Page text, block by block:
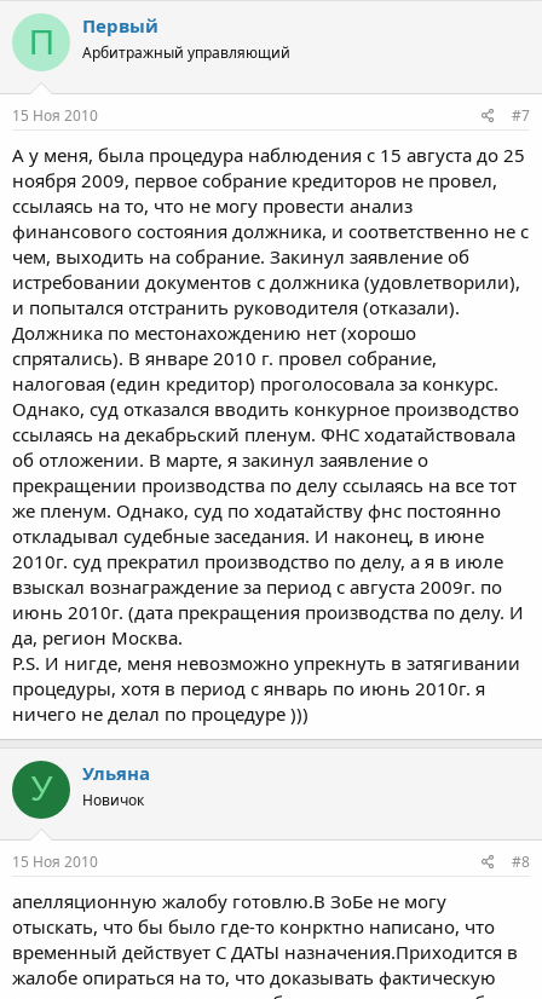
П Первый
Арбитражный управляющий
15 Ноя 2010 #7
А у меня, была процедура наблюдения с 15 августа до 25
ноября 2009, первое собрание кредиторов не провел,
ссылаясь на то, что не могу провести анализ
финансового состояния должника, и соответственно не с
чем, выходить на собрание. Закинул заявление об
истребовании документов с должника (удовлетворили),
и попытался отстранить руководителя (отказали).
Должника по местонахождению нет (хорошо
спрятались). В январе 2010 г. провел собрание,
налоговая (един кредитор) проголосовала за конкурс.
Однако, суд отказался вводить конкурное производство
ссылаясь на декабрьский пленум. ФНС ходатайствовала
об отложении. В марте, я закинул заявление о
прекращении производства по делу ссылаясь на все тот
же пленум. Однако, суд по ходатайству фнс постоянно
откладывал судебные заседания. И наконец, в июне
2010г. суд прекратил производство по делу, а я в июле
взыскал вознаграждение за период с августа 2009г. по
июнь 2010г. (дата прекращения производства по делу. И
да, регион Москва.
P.S. И нигде, меня невозможно упрекнуть в затягивании
процедуры, хотя в период с январь по июнь 2010г. я
ничего не делал по процедуре )))
У Ульяна
Новичок
15 Ноя 2010 #8
апелляционную жалобу готовлю.В ЗоБе не могу
отыскать, что бы было где-то конрктно написано, что
временный действует С ДАТЫ назначения.Приходится в
жалобе опираться на то, что доказывать фактическую